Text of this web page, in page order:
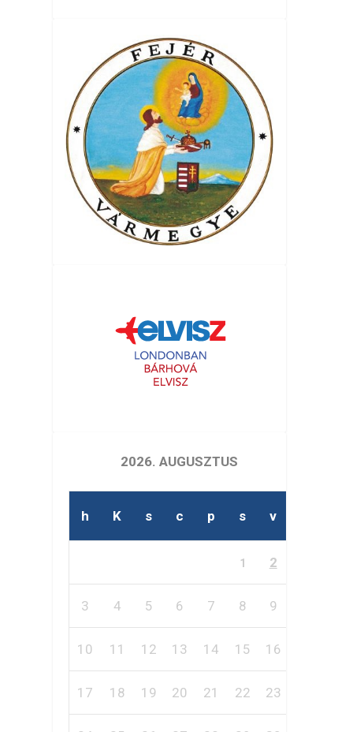
2026. AUGUSZTUS
h K s c p s v
1 2
3 4 5 6 7 8 9
10 11 12 13 14 15 16
17 18 19 20 21 22 23